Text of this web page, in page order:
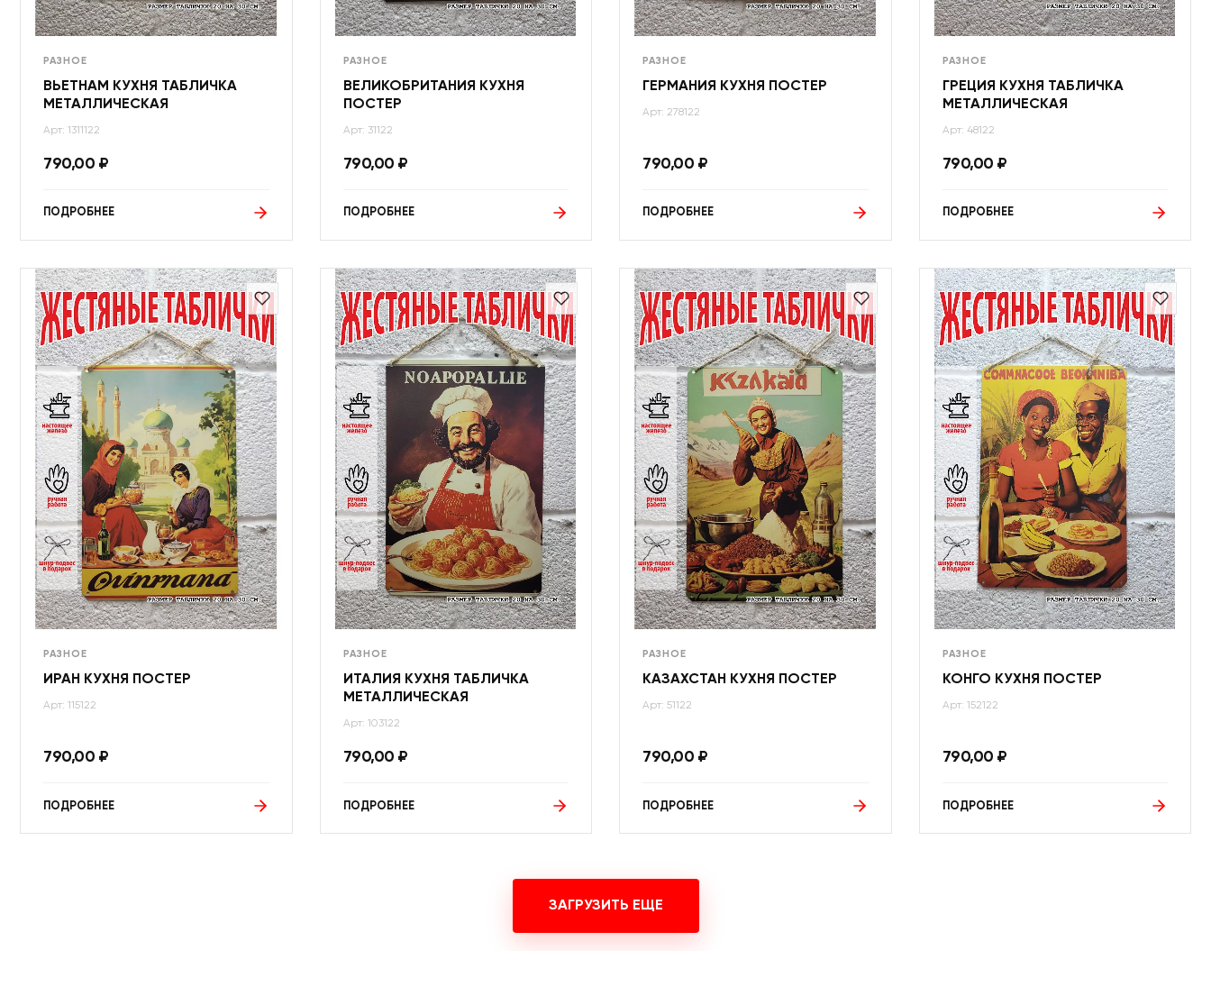
РАЗНОЕ
ВЬЕТНАМ КУХНЯ ТАБЛИЧКА
МЕТАЛЛИЧЕСКАЯ
Арт: 1311122
790,00 ₽
ПОДРОБНЕЕ
РАЗНОЕ
ВЕЛИКОБРИТАНИЯ КУХНЯ
ПОСТЕР
Арт: 31122
790,00 ₽
ПОДРОБНЕЕ
РАЗНОЕ
ГЕРМАНИЯ КУХНЯ ПОСТЕР
Арт: 278122
790,00 ₽
ПОДРОБНЕЕ
РАЗНОЕ
ГРЕЦИЯ КУХНЯ ТАБЛИЧКА
МЕТАЛЛИЧЕСКАЯ
Арт: 48122
790,00 ₽
ПОДРОБНЕЕ
РАЗНОЕ
ИРАН КУХНЯ ПОСТЕР
Арт: 115122
790,00 ₽
ПОДРОБНЕЕ
РАЗНОЕ
ИТАЛИЯ КУХНЯ ТАБЛИЧКА
МЕТАЛЛИЧЕСКАЯ
Арт: 103122
790,00 ₽
ПОДРОБНЕЕ
РАЗНОЕ
КАЗАХСТАН КУХНЯ ПОСТЕР
Арт: 51122
790,00 ₽
ПОДРОБНЕЕ
РАЗНОЕ
КОНГО КУХНЯ ПОСТЕР
Арт: 152122
790,00 ₽
ПОДРОБНЕЕ
ЗАГРУЗИТЬ ЕЩЕ